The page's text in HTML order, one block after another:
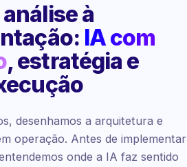
análise à
IA com
, estratégia e
desenhamos a arquitetura e
operação. Antes de implementar
onde a IA faz sentido